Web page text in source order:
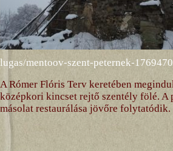
lugas/mentoov-szent-peternek-
A Rómer Flóris Terv keretében
középkori kincset rejtő szentély fölé. A
másolat restaurálása jövőre folytatódik.